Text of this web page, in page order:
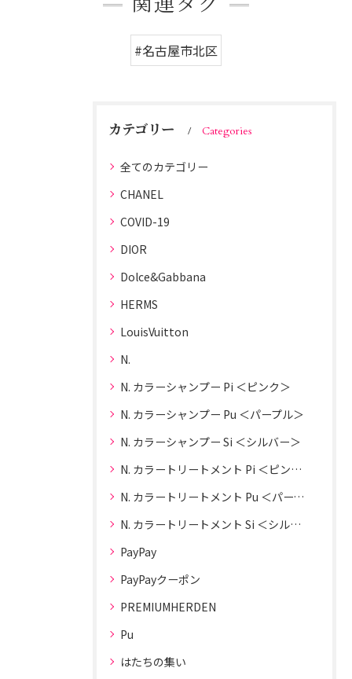
#名古屋市北区
カテゴリー Categories
全てのカテゴリー
CHANEL
COVID-19
DIOR
Dolce&Gabbana
HERMS
LouisVuitton
N.
N. カラーシャンプー Pi ＜ピンク＞
N. カラーシャンプー Pu ＜パープル＞
N. カラーシャンプー Si ＜シルバー＞
N. カラートリートメント Pi ＜ピンク＞
N. カラートリートメント Pu ＜パープル＞
N. カラートリートメント Si ＜シルバー＞
PayPay
PayPayクーポン
PREMIUMHERDEN
Pu
はたちの集い